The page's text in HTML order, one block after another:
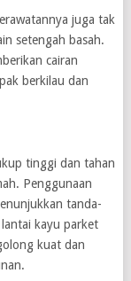
juga tak
setengah basah.
cairan
berkilau dan
tinggi dan tahan
Penggunaan
tanda-
kayu parket
kuat dan